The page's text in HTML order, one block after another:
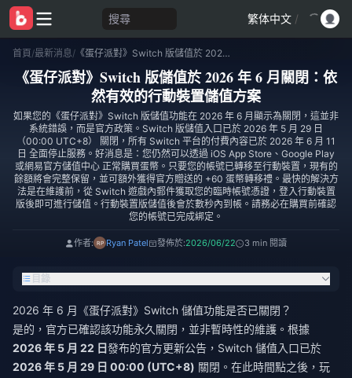
搜尋 繁体中文 /
首頁/最新消息/ 《蛋仔派對》Switch 版儲值於 2026 年 6 月關閉：依然有效的行動裝置儲值方案
《蛋仔派對》Switch 版儲值於 2026 年 6 月關閉：依
然有效的行動裝置儲值方案
如果您的《蛋仔派對》Switch 版儲值功能在 2026 年 6 月顯示為關閉，這並非
系統錯誤，而是官方政策。Switch 版儲值入口已於 2026 年 5 月 29 日
（00:00 UTC+8） 關閉，所有 Switch 平台的付費內容已於 2026 年 6 月 11
日 全面停止服務。好消息是：您仍然可以透過 iOS App Store、Google Play
或網易官方儲值中心 正常購買蛋幣。只要您的帳號已轉移至行動裝置，現有的
餘額將會完整保留，並可額外獲得官方贈送的 +60 蛋幣轉移禮。最快的解決方
法是在維護前，從 Switch 遊戲內郵件獲取您的臨時帳號憑證，登入行動裝置
版後即可進行儲值。行動裝置版儲值後會於數秒內到帳。請務必在購買前確認
您的帳號已完成綁定。
作者: Ryan Patel 發佈於:2026/06/22 3 min 閱讀
目錄
2026 年 6 月《蛋仔派對》Switch 儲值功能是否已關閉？
是的，官方已確認該功能永久關閉，並非暫時性的維護。根據
2026 年 5 月 22 日發布的官方更新公告，Switch 儲值入口已於
2026 年 5 月 29 日 00:00 (UTC+8) 關閉。在此時間點之後，玩